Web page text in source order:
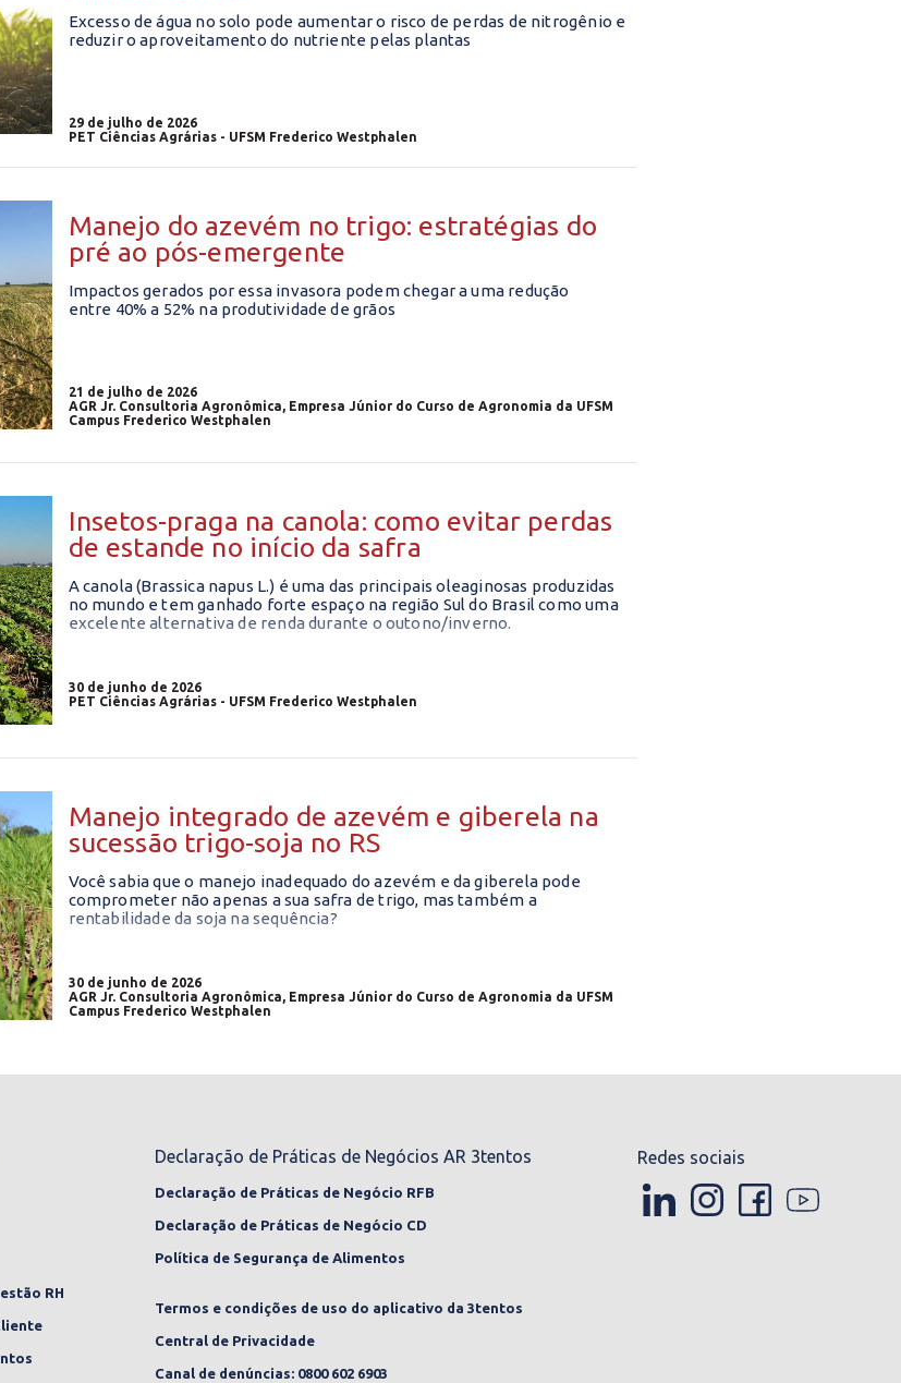
Excesso de água no solo pode aumentar o risco de perdas de nitrogênio e
reduzir o aproveitamento do nutriente pelas plantas
29 de julho de 2026
PET Ciências Agrárias - UFSM Frederico Westphalen
Manejo do azevém no trigo: estratégias do
pré ao pós-emergente
Impactos gerados por essa invasora podem chegar a uma redução
entre 40% a 52% na produtividade de grãos
21 de julho de 2026
AGR Jr. Consultoria Agronômica, Empresa Júnior do Curso de Agronomia da UFSM
Campus Frederico Westphalen
Insetos-praga na canola: como evitar perdas
de estande no início da safra
A canola (Brassica napus L.) é uma das principais oleaginosas produzidas
no mundo e tem ganhado forte espaço na região Sul do Brasil como uma
excelente alternativa de renda durante o outono/inverno.
30 de junho de 2026
PET Ciências Agrárias - UFSM Frederico Westphalen
Manejo integrado de azevém e giberela na
sucessão trigo-soja no RS
Você sabia que o manejo inadequado do azevém e da giberela pode
comprometer não apenas a sua safra de trigo, mas também a
rentabilidade da soja na sequência?
30 de junho de 2026
AGR Jr. Consultoria Agronômica, Empresa Júnior do Curso de Agronomia da UFSM
Campus Frederico Westphalen
RH
Declaração de Práticas de Negócios AR 3tentos
Declaração de Práticas de Negócio RFB
Declaração de Práticas de Negócio CD
Política de Segurança de Alimentos
Termos e condições de uso do aplicativo da 3tentos
Central de Privacidade
Canal de denúncias: 0800 602 6903
Redes sociais